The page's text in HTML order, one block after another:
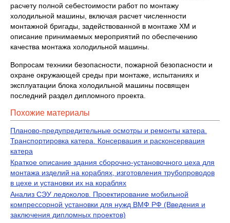
расчету полной себестоимости работ по монтажу
холодильной машины, включая расчет численности
монтажной бригады, задействованной в монтаже ХМ и
описание принимаемых мероприятий по обеспечению
качества монтажа холодильной машины.
Вопросам техники безопасности, пожарной безопасности и
охране окружающей среды при монтаже, испытаниях и
эксплуатации блока холодильной машины посвящен
последний раздел дипломного проекта.
Похожие материалы
Планово-предупредительные осмотры и ремонты катера.
Транспортировка катера. Консервация и расконсервация
катера
Краткое описание здания сборочно-установочного цеха для
монтажа изделий на кораблях, изготовления трубопроводов
в цехе и установки их на кораблях
Анализ СЭУ ледоколов. Проектирование мобильной
компрессорной установки для нужд ВМФ РФ (Введения и
заключения дипломных проектов)